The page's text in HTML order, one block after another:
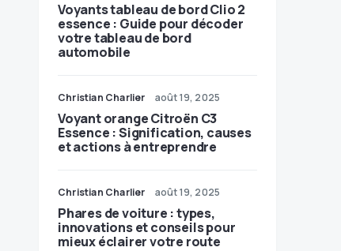
Voyants tableau de bord Clio 2
essence : Guide pour décoder
votre tableau de bord
automobile
Christian Charlier août 19, 2025
Voyant orange Citroën C3
Essence : Signification, causes
et actions à entreprendre
Christian Charlier août 19, 2025
Phares de voiture : types,
innovations et conseils pour
mieux éclairer votre route